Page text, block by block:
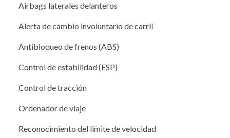
Airbags laterales delanteros
Alerta de cambio involuntario de carril
Antibloqueo de frenos (ABS)
Control de estabilidad (ESP)
Control de tracción
Ordenador de viaje
Reconocimiento del límite de velocidad